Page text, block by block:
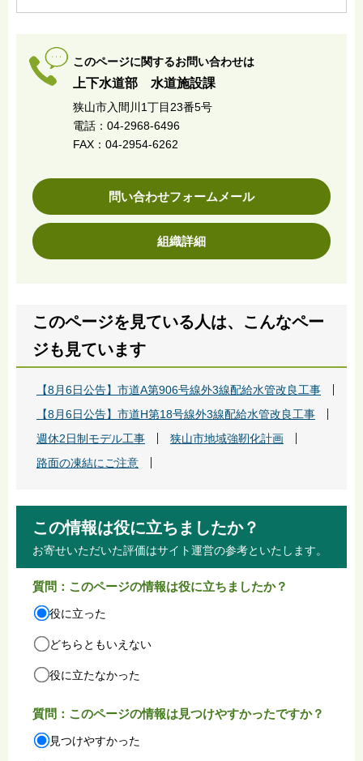
このページに関するお問い合わせは
上下水道部 水道施設課
狭山市入間川1丁目23番5号
電話：04-2968-6496
FAX：04-2954-6262
問い合わせフォームメール
組織詳細
このページを見ている人は、こんなペー
ジも見ています
【8月6日公告】市道A第906号線外3線配給水管改良工事
【8月6日公告】市道H第18号線外3線配給水管改良工事
週休2日制モデル工事
狭山市地域強靭化計画
路面の凍結にご注意
この情報は役に立ちましたか？
お寄せいただいた評価はサイト運営の参考といたします。
質問：このページの情報は役に立ちましたか？
役に立った
どちらともいえない
役に立たなかった
質問：このページの情報は見つけやすかったですか？
見つけやすかった